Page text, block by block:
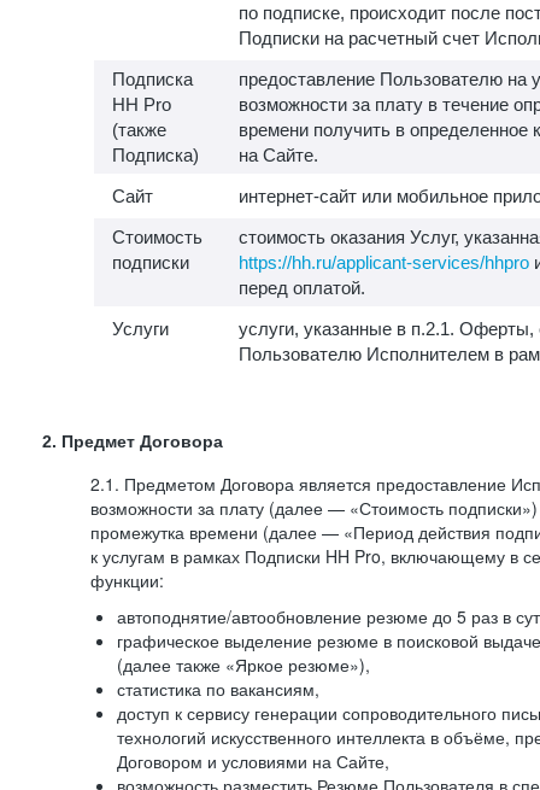
по подписке, происходит после
Подписки на расчетный счет
Подписка
HH Pro
(также
Подписка)
предоставление Пользователю на
возможности за плату в течение
времени получить в определенное
на Сайте.
Сайт
интернет-сайт или мобильное
Стоимость
подписки
стоимость оказания Услуг,
https://hh.ru/applicant-services/hhpro
перед оплатой.
Услуги
услуги, указанные в п.2.1.
Пользователю Исполнителем в
2. Предмет Договора
2.1. Предметом Договора является предоставление
возможности за плату (далее — «Стоимость
промежутка времени (далее — «Период действия
к услугам в рамках Подписки HH Pro, включающему в
функции:
автоподнятие/автообновление резюме до 5 раз в
графическое выделение резюме в поисковой
(далее также «Яркое резюме»),
статистика по вакансиям,
доступ к сервису генерации сопроводительного
технологий искусственного интеллекта в объёме,
Договором и условиями на Сайте,
возможность разместить Резюме Пользователя в